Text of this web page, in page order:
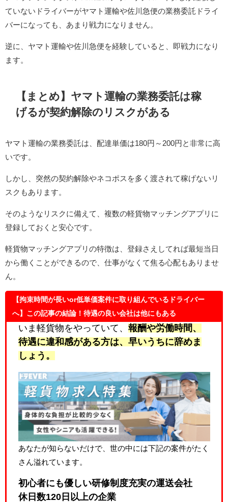
ていないドライバーがヤマト運輸や佐川急便の業務委託ドライ
バーになっても、あまり戦力になりません。
逆に、ヤマト運輸や佐川急便を経験していると、即戦力になり
ます。
【まとめ】ヤマト運輸の業務委託は稼
げるが契約解除のリスクがある
ヤマト運輸の業務委託は、配達単価は180円～200円と非常に高
いです。
しかし、突然の契約解除やネコポスを多く渡されて稼げないリ
スクもあります。
そのようなリスクに備えて、複数の軽貨物マッチングアプリに
登録しておくと安心です。
軽貨物マッチングアプリの特徴は、登録さえしてれば最短当日
から働くことができるので、仕事がなくて焦る心配もありませ
ん。
【拘束時間が長いor低単価案件に取り組んでいるドライバー
へ】この記事の結論！待遇の良い会社は他にもある
いま軽貨物をやっていて、 報酬や労働時間、
待遇に違和感がある方は、早いうちに辞めま
しょう。
あなたが知らないだけで、世の中には下記の案件がたく
さん溢れています。
初心者にも優しい研修制度充実の運送会社
休日数120日以上の企業